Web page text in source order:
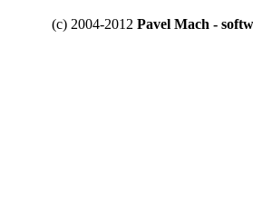
(c) 2004-2012 Pavel Mach -